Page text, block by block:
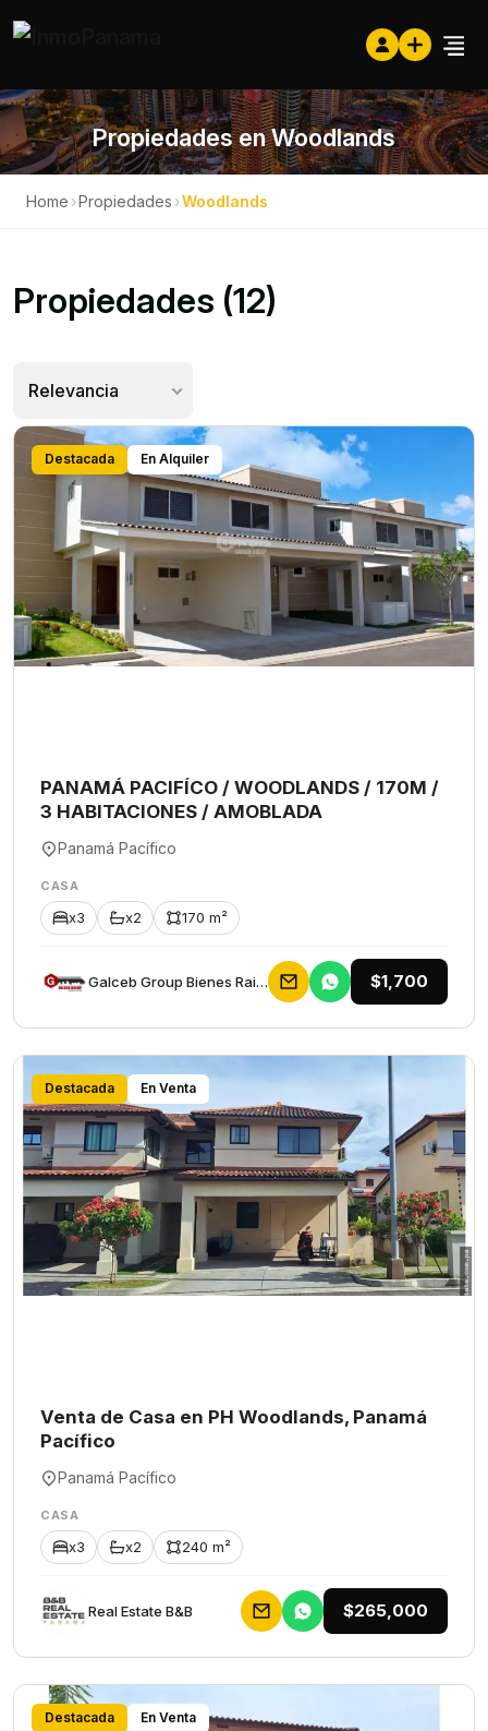
Propiedades en Woodlands
Home ›Propiedades ›Woodlands
Propiedades (12)
Relevancia
Destacada En Alquiler
PANAMÁ PACIFÍCO / WOODLANDS / 170M /
3 HABITACIONES / AMOBLADA
Panamá Pacífico
CASA
x3 x2 170 m²
Galceb Group Bienes Raices $1,700
Destacada En Venta
Venta de Casa en PH Woodlands, Panamá
Pacífico
Panamá Pacífico
CASA
x3 x2 240 m²
Rеаl Еstаtе В&В $265,000
Destacada En Venta